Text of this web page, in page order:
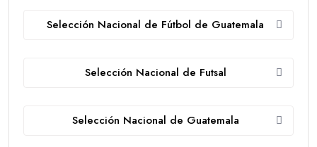
Selección Nacional de Fútbol de Guatemala
Selección Nacional de Futsal
Selección Nacional de Guatemala